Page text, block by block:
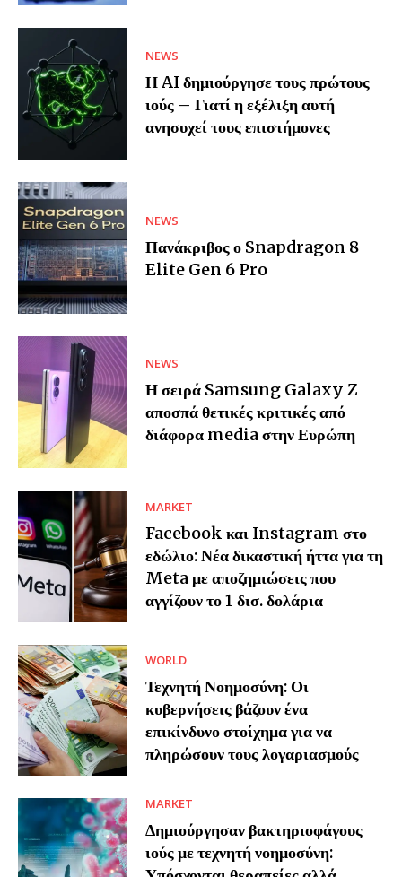
NEWS
Η AI δημιούργησε τους πρώτους
ιούς – Γιατί η εξέλιξη αυτή
ανησυχεί τους επιστήμονες
NEWS
Πανάκριβος ο Snapdragon 8
Elite Gen 6 Pro
NEWS
Η σειρά Samsung Galaxy Z
αποσπά θετικές κριτικές από
διάφορα media στην Ευρώπη
MARKET
Facebook και Instagram στο
εδώλιο: Νέα δικαστική ήττα για τη
Meta με αποζημιώσεις που
αγγίζουν το 1 δισ. δολάρια
WORLD
Τεχνητή Νοημοσύνη: Οι
κυβερνήσεις βάζουν ένα
επικίνδυνο στοίχημα για να
πληρώσουν τους λογαριασμούς
MARKET
Δημιούργησαν βακτηριοφάγους
ιούς με τεχνητή νοημοσύνη: